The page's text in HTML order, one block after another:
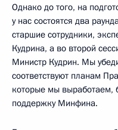
Однако до того, на
у нас состоятся два
старшие сотрудники,
Кудрина, а во второй
Министр Кудрин. Мы
соответствуют планам
которые мы выработаем,
поддержку Минфина.